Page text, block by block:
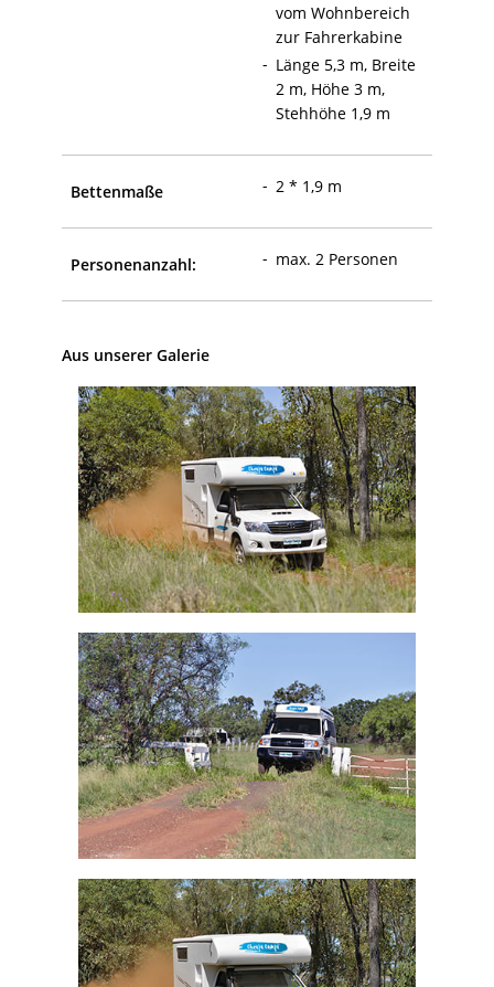
vom Wohnbereich
zur Fahrerkabine
Länge 5,3 m, Breite
2 m, Höhe 3 m,
Stehhöhe 1,9 m
Bettenmaße 2 * 1,9 m
Personenanzahl: max. 2 Personen
Aus unserer Galerie